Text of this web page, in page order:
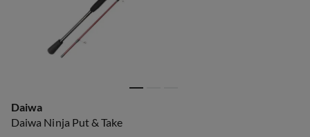
Daiwa
Daiwa Ninja Put & Take